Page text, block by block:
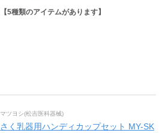
【5種類のアイテムがあります】
マツヨシ(松吉医科器械)
さく乳器用ハンディカップセット MY-SK